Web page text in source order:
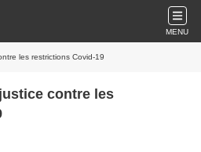
MENU
les restrictions Covid-19
contre les